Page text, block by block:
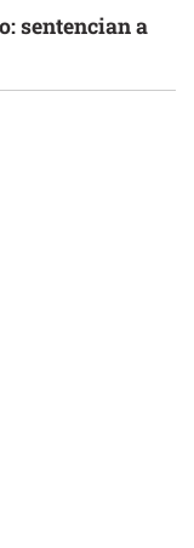
sentencian a